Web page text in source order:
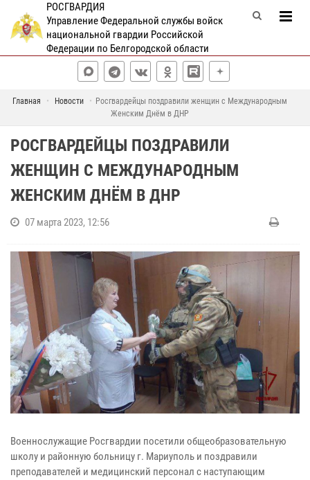
РОСГВАРДИЯ
Управление Федеральной службы войск
национальной гвардии Российской
Федерации по Белгородской области
Главная Новости
Росгвардейцы поздравили женщин с Международным
Женским Днём в ДНР
РОСГВАРДЕЙЦЫ ПОЗДРАВИЛИ
ЖЕНЩИН С МЕЖДУНАРОДНЫМ
ЖЕНСКИМ ДНЁМ В ДНР
07 марта 2023, 12:56
Военнослужащие Росгвардии посетили общеобразовательную
школу и районную больницу г. Мариуполь и поздравили
преподавателей и медицинский персонал с наступающим